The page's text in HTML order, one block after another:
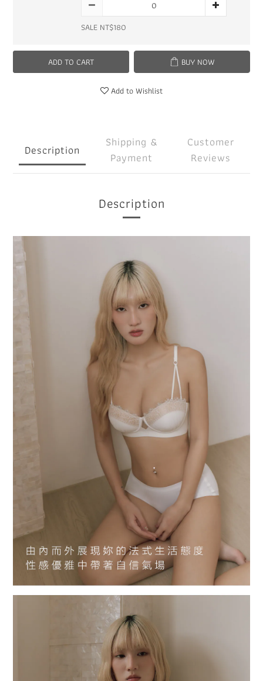
SALE NT$180
ADD TO CART BUY NOW
Add to Wishlist
Description
Shipping &
Payment
Customer
Reviews
Description